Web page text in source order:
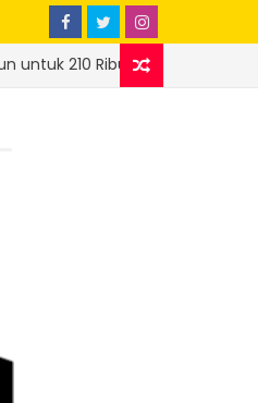
UMKM, Jamkrida Sumbar